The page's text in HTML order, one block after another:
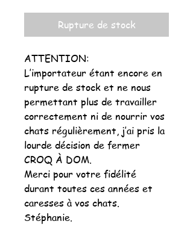
Rupture de stock
ATTENTION:
L’importateur étant encore en
rupture de stock et ne nous
permettant plus de travailler
correctement ni de nourrir vos
chats régulièrement, j’ai pris la
lourde décision de fermer
CROQ À DOM.
Merci pour votre fidélité
durant toutes ces années et
caresses à vos chats.
Stéphanie.